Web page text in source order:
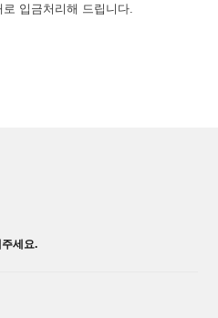
입금처리해 드립니다.
세요.